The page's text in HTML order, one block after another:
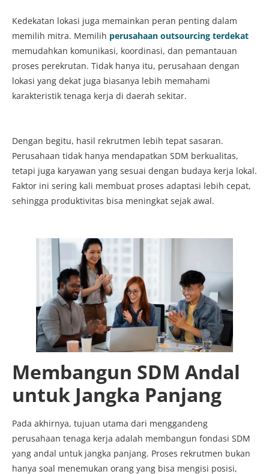
Kedekatan lokasi juga memainkan peran penting dalam
memilih mitra. Memilih perusahaan outsourcing terdekat
memudahkan komunikasi, koordinasi, dan pemantauan
proses perekrutan. Tidak hanya itu, perusahaan dengan
lokasi yang dekat juga biasanya lebih memahami
karakteristik tenaga kerja di daerah sekitar.
Dengan begitu, hasil rekrutmen lebih tepat sasaran.
Perusahaan tidak hanya mendapatkan SDM berkualitas,
tetapi juga karyawan yang sesuai dengan budaya kerja lokal.
Faktor ini sering kali membuat proses adaptasi lebih cepat,
sehingga produktivitas bisa meningkat sejak awal.
Membangun SDM Andal
untuk Jangka Panjang
Pada akhirnya, tujuan utama dari menggandeng
perusahaan tenaga kerja adalah membangun fondasi SDM
yang andal untuk jangka panjang. Proses rekrutmen bukan
hanya soal menemukan orang yang bisa mengisi posisi,